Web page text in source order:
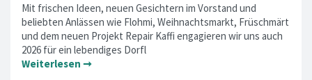
Mit frischen Ideen, neuen Gesichtern im Vorstand und
beliebten Anlässen wie Flohmi, Weihnachtsmarkt, Früschmärt
und dem neuen Projekt Repair Kaffi engagieren wir uns auch
2026 für ein lebendiges Dorfl
Weiterlesen ➞